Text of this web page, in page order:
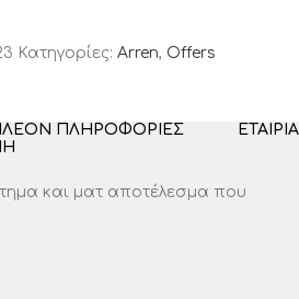
Κατηγορίες: Arren, Offers
ΠΛΗΡΟΦΟΡΊΕΣ
ΕΤΑΙΡΊΑ
και ματ αποτέλεσμα που